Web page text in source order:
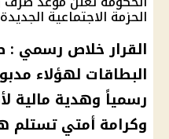
الحزمة الاجتماعية الجديدة
البطاقات لهؤلاء
رسمياً وهدية مالية
وكرامة أمتي تستلم